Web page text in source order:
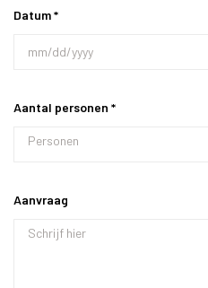
Datum *
Aantal personen *
Aanvraag